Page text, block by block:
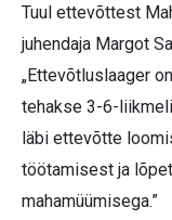
Tuul ettevõttest
juhendaja Margot
„Ettevõtluslaager
tehakse 3-6-
läbi ettevõtte
töötamisest ja
mahamüümisega.”